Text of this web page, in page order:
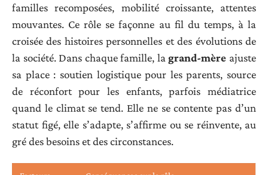
familles recomposées, mobilité croissante, attentes
mouvantes. Ce rôle se façonne au fil du temps, à la
croisée des histoires personnelles et des évolutions de
la société. Dans chaque famille, lagrand-mère ajuste
sa place : soutien logistique pour les parents, source
de réconfort pour les enfants, parfois médiatrice
quand le climat se tend. Elle ne se contente pas d’un
statut figé, elle s’adapte, s’affirme ou se réinvente, au
gré des besoins et des circonstances.